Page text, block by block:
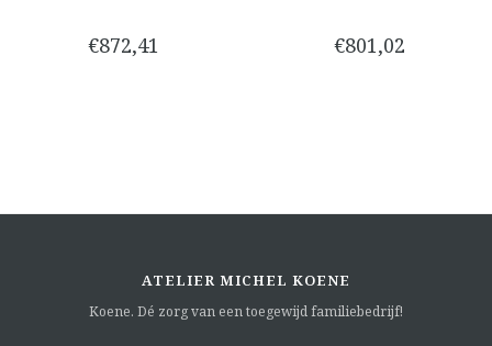
€872,41 €801,02
ATELIER MICHEL KOENE
Koene. Dé zorg van een toegewijd familiebedrijf!